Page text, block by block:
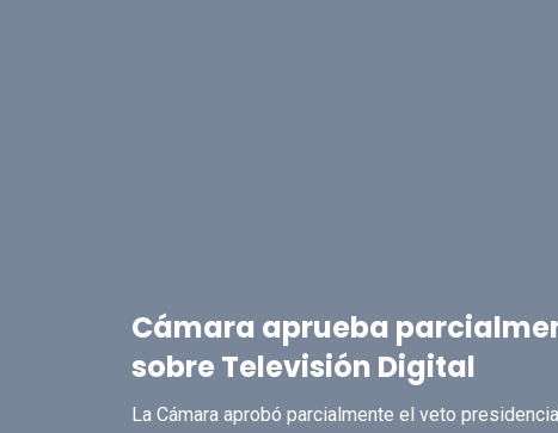
Cámara aprueba
sobre Televisión Digital
La Cámara aprobó parcialmente el veto